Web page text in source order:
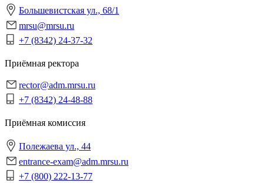
Большевистская ул., 68/1
mrsu@mrsu.ru
+7 (8342) 24-37-32
Приёмная ректора
rector@adm.mrsu.ru
+7 (8342) 24-48-88
Приёмная комиссия
Полежаева ул., 44
entrance-exam@adm.mrsu.ru
+7 (800) 222-13-77